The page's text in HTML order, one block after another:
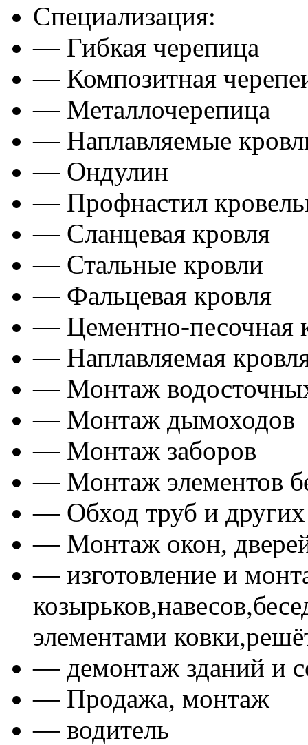
Специализация:
— Гибкая черепица
— Композитная
— Металлочерепица
— Наплавляемые
— Ондулин
— Профнастил
— Сланцевая кровля
— Стальные кровли
— Фальцевая кровля
— Цементно-песочная
— Наплавляемая
— Монтаж
— Монтаж дымоходов
— Монтаж заборов
— Монтаж элементов
— Обход труб и других
— Монтаж окон,
— изготовление и
элементами
— демонтаж зданий и
— Продажа, монтаж
— водитель